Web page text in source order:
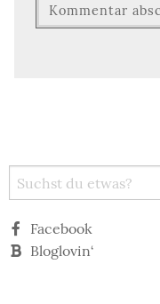
Facebook
Bloglovin‘